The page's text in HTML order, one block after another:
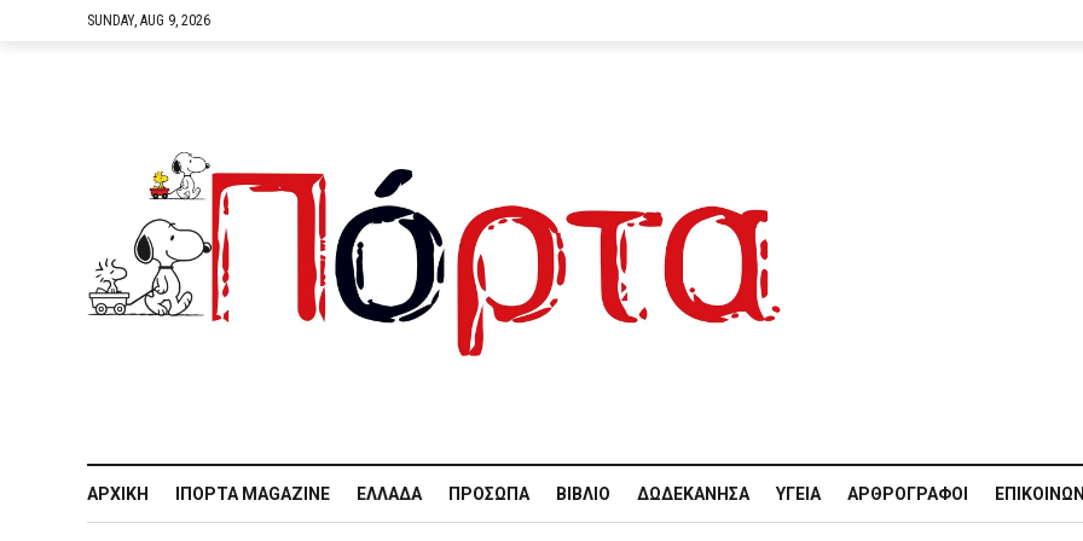
SUNDAY, AUG 9, 2026
ΑΡΧΙΚΉ IΠΌΡΤΑ MAGAZINE ΕΛΛΆΔΑ ΠΡΌΣΩΠΑ ΒΙΒΛΊΟ ΔΩΔΕΚΆΝΗΣΑ ΥΓΕΊΑ ΑΡΘΡΟΓΡΆΦΟΙ